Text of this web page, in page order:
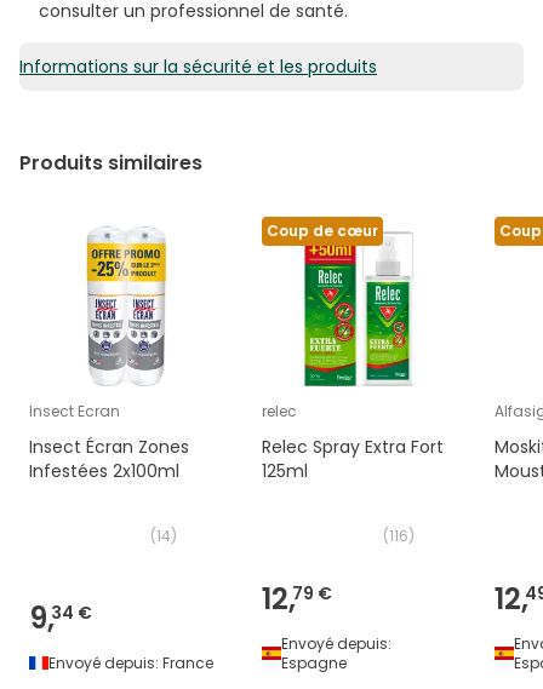
consulter un professionnel de santé.
Informations sur la sécurité et les produits
Produits similaires
Insect Ecran
Insect Écran Zones
Infestées 2x100ml
(14)
9,34 €
Envoyé depuis: France
Coup de cœur
relec
Relec Spray Extra Fort
125ml
(116)
12,79 €
Envoyé depuis:
Espagne
12,